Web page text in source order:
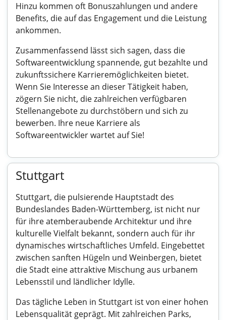
Hinzu kommen oft Bonuszahlungen und andere
Benefits, die auf das Engagement und die Leistung
ankommen.
Zusammenfassend lässt sich sagen, dass die
Softwareentwicklung spannende, gut bezahlte und
zukunftssichere Karrieremöglichkeiten bietet.
Wenn Sie Interesse an dieser Tätigkeit haben,
zögern Sie nicht, die zahlreichen verfügbaren
Stellenangebote zu durchstöbern und sich zu
bewerben. Ihre neue Karriere als
Softwareentwickler wartet auf Sie!
Stuttgart
Stuttgart, die pulsierende Hauptstadt des
Bundeslandes Baden-Württemberg, ist nicht nur
für ihre atemberaubende Architektur und ihre
kulturelle Vielfalt bekannt, sondern auch für ihr
dynamisches wirtschaftliches Umfeld. Eingebettet
zwischen sanften Hügeln und Weinbergen, bietet
die Stadt eine attraktive Mischung aus urbanem
Lebensstil und ländlicher Idylle.
Das tägliche Leben in Stuttgart ist von einer hohen
Lebensqualität geprägt. Mit zahlreichen Parks,